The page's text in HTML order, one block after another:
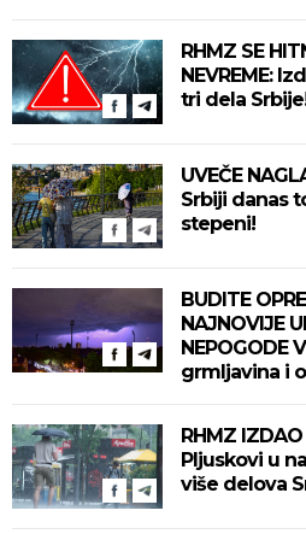
RHMZ SE
NEVREME:
tri dela
UVEČE
Srbiji danas
stepeni!
BUDITE
NAJNOVIJE
NEPOGODE
grmljavina i
RHMZ IZDAO
Pljuskovi u
više delova